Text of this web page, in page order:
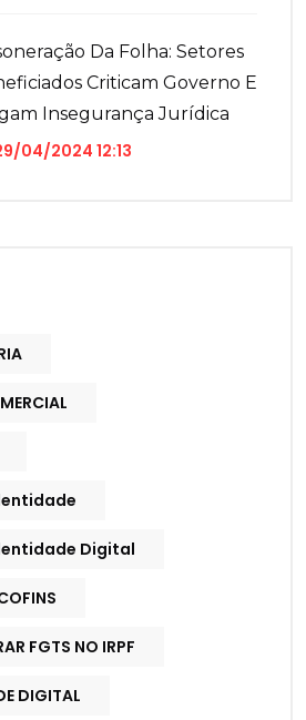
Da Folha: Setores
Criticam Governo E
Insegurança Jurídica
04/2024 12:13
Digital
FGTS NO IRPF
DIGITAL